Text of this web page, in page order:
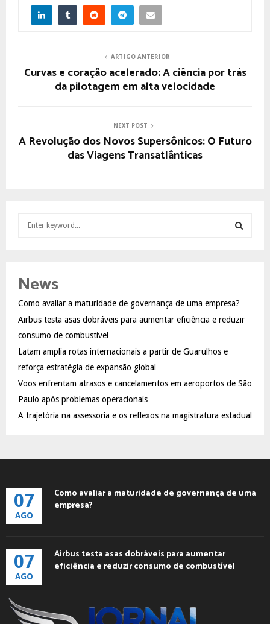
ARTIGO ANTERIOR
Curvas e coração acelerado: A ciência por trás
da pilotagem em alta velocidade
NEXT POST
A Revolução dos Novos Supersônicos: O Futuro
das Viagens Transatlânticas
h
o
r
:
R
News
Como avaliar a maturidade de governança de uma empresa?
Airbus testa asas dobráveis para aumentar eficiência e reduzir
consumo de combustível
Latam amplia rotas internacionais a partir de Guarulhos e
reforça estratégia de expansão global
Voos enfrentam atrasos e cancelamentos em aeroportos de São
Paulo após problemas operacionais
A trajetória na assessoria e os reflexos na magistratura estadual
07
AGO
Como avaliar a maturidade de governança de uma
empresa?
07
AGO
Airbus testa asas dobráveis para aumentar
eficiência e reduzir consumo de combustível